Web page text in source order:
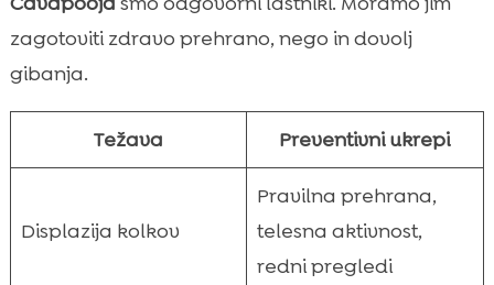
zagotoviti zdravo prehrano, nego in dovolj
gibanja.
Težava Preventivni ukrepi
Displazija kolkov
Pravilna prehrana,
telesna aktivnost,
redni pregledi